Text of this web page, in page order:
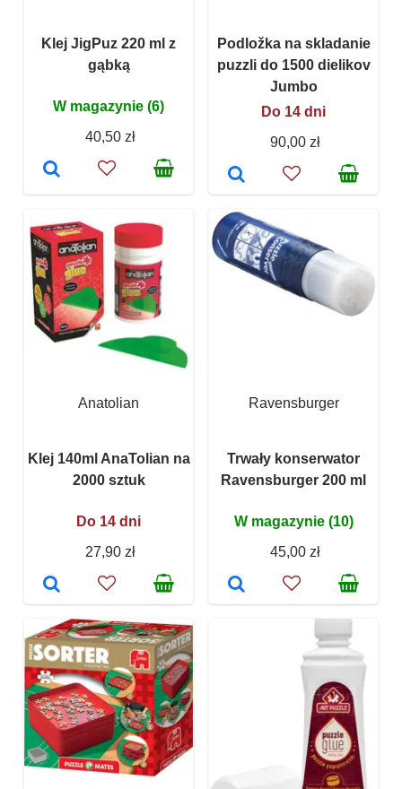
Klej JigPuz 220 ml z
gąbką
W magazynie (6)
40,50 zł
Podložka na skladanie
puzzli do 1500 dielikov
Jumbo
Do 14 dni
90,00 zł
Anatolian
Klej 140ml AnaTolian na
2000 sztuk
Do 14 dni
27,90 zł
Ravensburger
Trwały konserwator
Ravensburger 200 ml
W magazynie (10)
45,00 zł